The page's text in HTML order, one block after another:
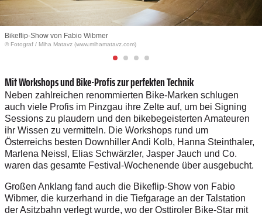
Bikeflip-Show von Fabio Wibmer
© Fotograf / Miha Matavz (www.mihamatavz.com)
Mit Workshops und Bike-Profis zur perfekten Technik
Neben zahlreichen renommierten Bike-Marken schlugen
auch viele Profis im Pinzgau ihre Zelte auf, um bei Signing
Sessions zu plaudern und den bikebegeisterten Amateuren
ihr Wissen zu vermitteln. Die Workshops rund um
Österreichs besten Downhiller Andi Kolb, Hanna Steinthaler,
Marlena Neissl, Elias Schwärzler, Jasper Jauch und Co.
waren das gesamte Festival-Wochenende über ausgebucht.
Großen Anklang fand auch die Bikeflip-Show von Fabio
Wibmer, die kurzerhand in die Tiefgarage an der Talstation
der Asitzbahn verlegt wurde, wo der Osttiroler Bike-Star mit